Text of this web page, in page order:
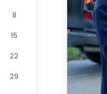
8
15
22
29